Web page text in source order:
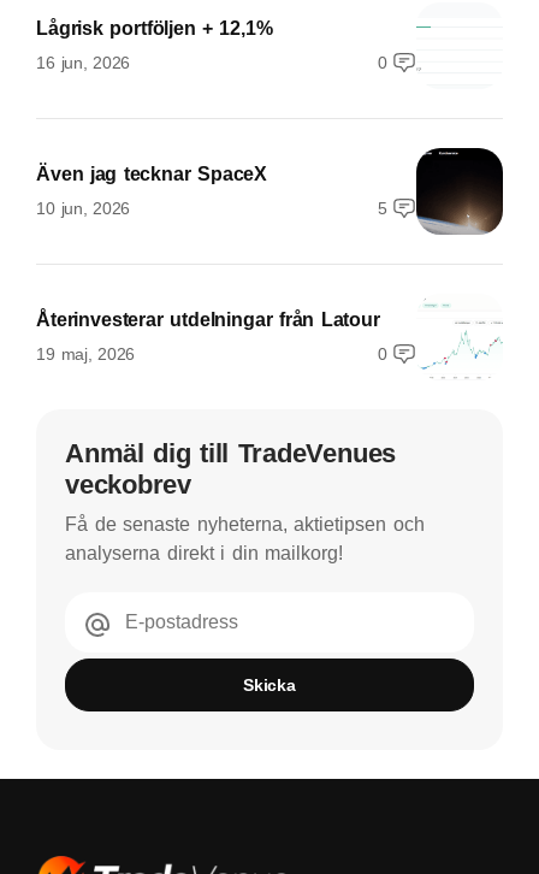
Lågrisk portföljen + 12,1%
16 jun, 2026 0
Även jag tecknar SpaceX
10 jun, 2026 5
Återinvesterar utdelningar från Latour
19 maj, 2026 0
Anmäl dig till TradeVenues
veckobrev
Få de senaste nyheterna, aktietipsen och
analyserna direkt i din mailkorg!
E-postadress
Skicka